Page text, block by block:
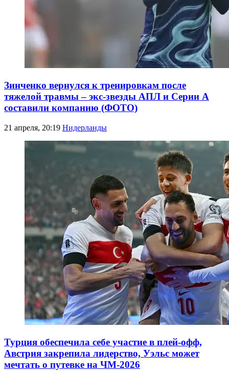
Зинченко вернулся к тренировкам после
тяжелой травмы – экс-звезды АПЛ и Серии А
составили компанию (ФОТО)
21 апреля, 20:19 Нидерланды
Турция обеспечила себе участие в плей-офф,
Австрия закрепила лидерство, Уэльс может
мечтать о путевке на ЧМ-2026